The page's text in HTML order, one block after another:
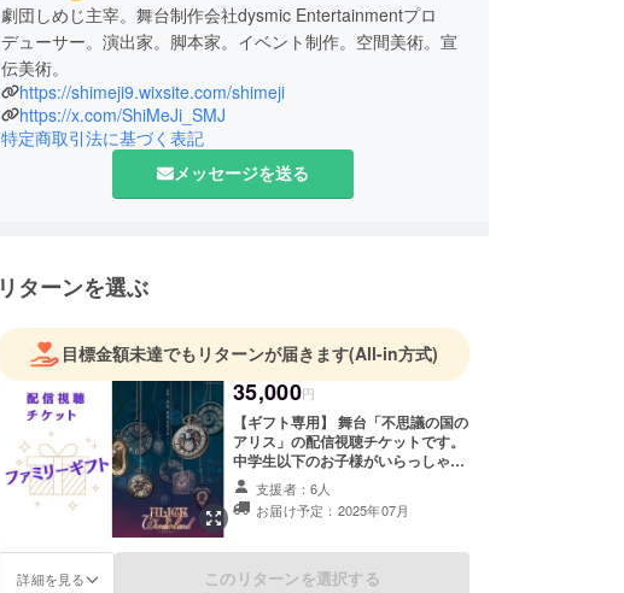
劇団しめじ主宰。舞台制作会社dysmic Entertainmentプロ
デューサー。演出家。脚本家。イベント制作。空間美術。宣
https://shimeji9.wixsite.com/shimeji
https://x.com/ShiMeJi_SMJ
特定商取引法に基づく表記
メッセージを送る
リターンを選ぶ
目標金額未達でもリターンが届きます(All-in方式)
35,000円
【ギフト専用】 舞台「不思議の国の
アリス」の配信視聴チケットです。
中学生以下のお子様がいらっしゃる
ファミリー世帯へギフトをさせてい
ただきます。 1つの支援につき10世
帯にギフトさせていただきます。 ※
トを購入してくださったご家庭に送
らせていただきます。 ※ご希望のギ
支援者：6人
お届け予定：2025年07月
詳細を見る このリターンを選択する